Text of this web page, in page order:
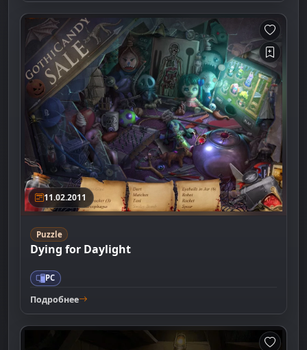
11.02.2011
Puzzle
Dying for Daylight
PC
Подробнее